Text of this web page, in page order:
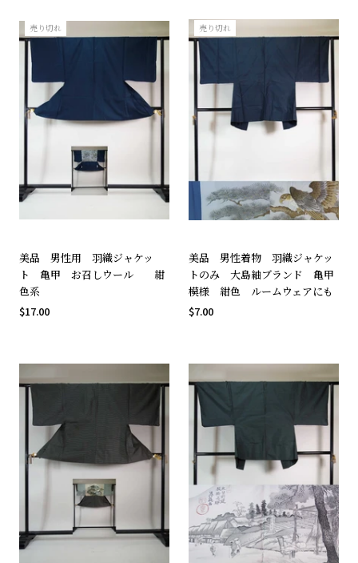
売り切れ
美品 男性用 羽織ジャケッ
ト 亀甲 お召しウール 紺
色系
$17.00
売り切れ
美品 男性着物 羽織ジャケッ
トのみ 大島紬ブランド 亀甲
模様 紺色 ルームウェアにも
$7.00